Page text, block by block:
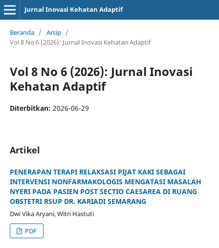
Jurnal Inovasi Kehatan Adaptif
Beranda / Arsip /
Vol 8 No 6 (2026): Jurnal Inovasi Kehatan Adaptif
Vol 8 No 6 (2026): Jurnal Inovasi
Kehatan Adaptif
Diterbitkan: 2026-06-29
Artikel
PENERAPAN TERAPI RELAKSASI PIJAT KAKI SEBAGAI
INTERVENSI NONFARMAKOLOGIS MENGATASI MASALAH
NYERI PADA PASIEN POST SECTIO CAESAREA DI RUANG
OBSTETRI RSUP DR. KARIADI SEMARANG
Dwi Vika Aryani, Witri Hastuti
PDF